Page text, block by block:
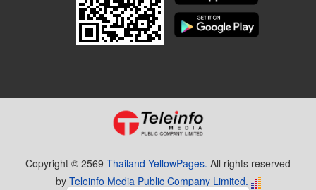
Copyright © 2569 Thailand YellowPages. All rights reserved
by Teleinfo Media Public Company Limited.